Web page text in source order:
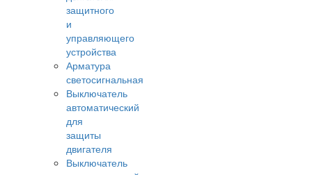
защитного
и
управляющего
устройства
Арматура
светосигнальная
Выключатель
автоматический
для
защиты
двигателя
Выключатель